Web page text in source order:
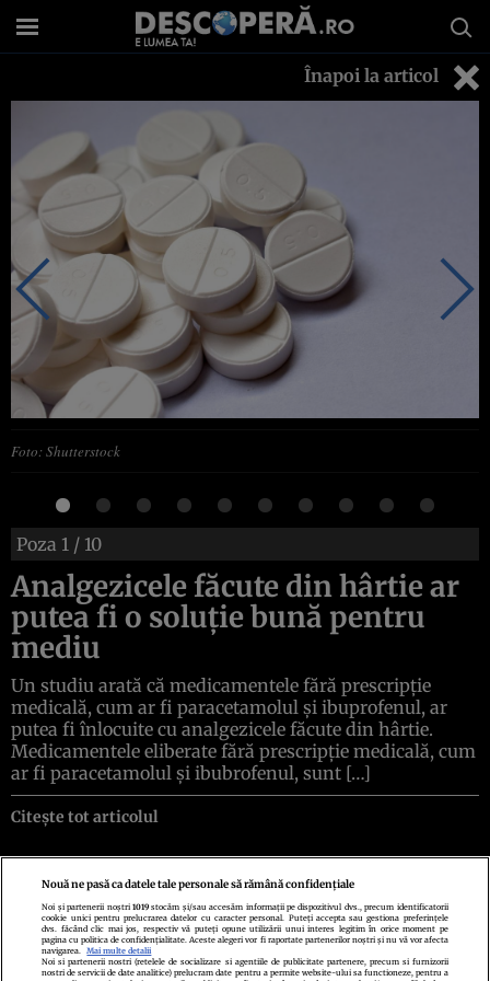
Înapoi la articol
Foto: Shutterstock
Poza 1 / 10
Analgezicele făcute din hârtie ar
putea fi o soluție bună pentru
mediu
Un studiu arată că medicamentele fără prescripție
medicală, cum ar fi paracetamolul și ibuprofenul, ar
putea fi înlocuite cu analgezicele făcute din hârtie.
Medicamentele eliberate fără prescripție medicală, cum
ar fi paracetamolul și ibubrofenul, sunt […]
Citește tot articolul
Politica de confidenţialitatePolitica de cookiesTermeni şi condiţii
Echipa redacționalăContactSetări Cookies
Nouă ne pasă ca datele tale personale să rămână confidențiale
Noi și partenerii noștri1019 stocăm și/sau accesăm informații pe dispozitivul dvs., precum identificatorii
cookie unici pentru prelucrarea datelor cu caracter personal. Puteți accepta sau gestiona preferințele
dvs. făcând clic mai jos, respectiv vă puteți opune utilizării unui interes legitim în orice moment pe
pagina cu politica de confidențialitate. Aceste alegeri vor fi raportate partenerilor noștri și nu vă vor afecta
navigarea.
Mai multe detalii
Noi si partenerii nostri (retelele de socializare si agentiile de publicitate partenere, precum si furnizorii
nostri de servicii de date analitice) prelucram date pentru a permite website-ului sa functioneze, pentru a